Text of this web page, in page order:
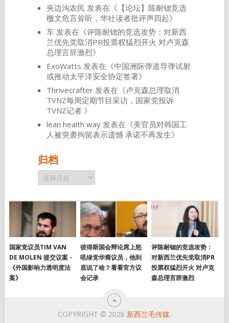
夹边沟农民 发表在《 【论坛】陈耐锶竞选
檄文危言耸听，华社读者批评声四起》
车发表在《评陈耐锶的竞选攻势：对新西
兰优先党取消PR投票权猛烈开火 对卢克森
总理言辞激烈》
ExoWatts 发表在《中国洲际弹道导弹试射
或推动太平洋安全协定签署》
Thrivecrafter发表在《卢克森总理取消
TVNZ每周定期节目采访，国家党投诉
TVNZ记者 》
lean health way发表在《美官员对韩国工
人被突袭拘留表示遗憾 承诺不再发生》
归档
归
档
国家党议员TIM VAN
DE MOLEN 提交议案 -
《外国影响力透明度法
案》
彼得斯国会辩论席上怒
吼绿党华裔议员，他到
底说了啥？看看官方议
会记录
评陈耐锶的竞选攻势：
对新西兰优先党取消PR
投票权猛烈开火 对卢克
森总理言辞激烈
COPYRIGHT © 2026 新西兰毛传媒.